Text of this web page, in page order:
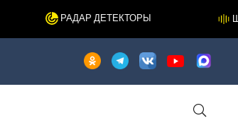
РАДАР ДЕТЕКТОРЫ